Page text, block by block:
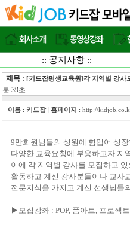
:: 공지사항 ::
제목 : [키드잡평생교육원]각 지역별 강사
분 39초
이름 : 키드잡 홈페이지 : http://
9만회원님들의 성원에 힘입어 성
다양한 교육요청에 부응하고자 지
이에 각 지역별 강사를 모집하고
활동하고 계신 강사분들이나 교사
전문지식을 가지고 계신 선생님들
▶모집강좌 : POP, 폼아트, 프로젝